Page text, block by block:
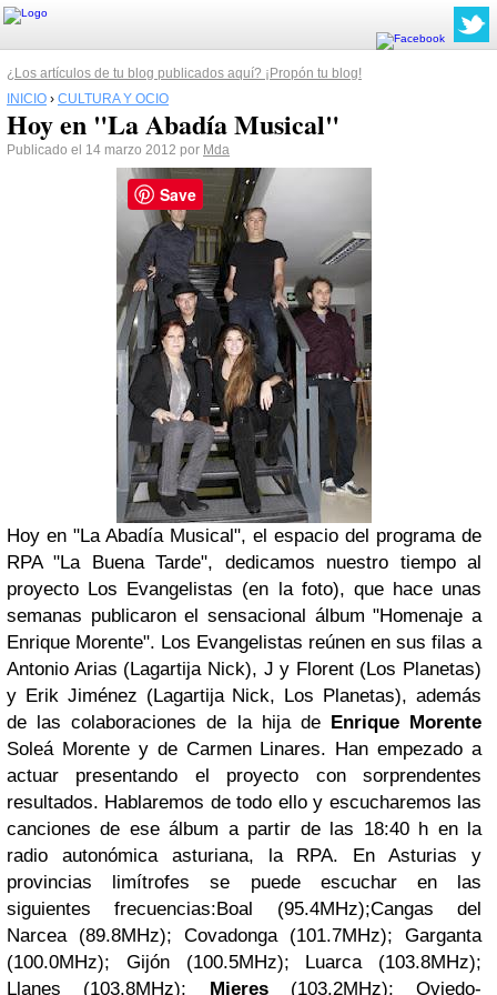
¿Los artículos de tu blog publicados aquí? ¡Propón tu blog!
INICIO › CULTURA Y OCIO
Hoy en "La Abadía Musical"
Publicado el 14 marzo 2012 por Mda
Hoy en "La Abadía Musical", el espacio del programa de
RPA "La Buena Tarde", dedicamos nuestro tiempo al
proyecto Los Evangelistas (en la foto), que hace unas
semanas publicaron el sensacional álbum "Homenaje a
Enrique Morente". Los Evangelistas reúnen en sus filas a
Antonio Arias (Lagartija Nick), J y Florent (Los Planetas)
y Erik Jiménez (Lagartija Nick, Los Planetas), además
de las colaboraciones de la hija de Enrique Morente
Soleá Morente y de Carmen Linares. Han empezado a
actuar presentando el proyecto con sorprendentes
resultados. Hablaremos de todo ello y escucharemos las
canciones de ese álbum a partir de las 18:40 h en la
radio autonómica asturiana, la RPA. En Asturias y
provincias limítrofes se puede escuchar en las
siguientes frecuencias:Boal (95.4MHz);Cangas del
Narcea (89.8MHz); Covadonga (101.7MHz); Garganta
(100.0MHz); Gijón (100.5MHz); Luarca (103.8MHz);
Llanes (103.8MHz); Mieres(103.2MHz); Oviedo-
Save